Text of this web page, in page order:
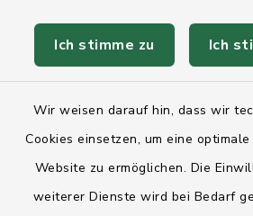
Ich stimme zu Ich
Wir weisen darauf hin, dass wir
Cookies einsetzen, um eine
Website zu ermöglichen. Die
weiterer Dienste wird bei Bedarf
Anfahrt